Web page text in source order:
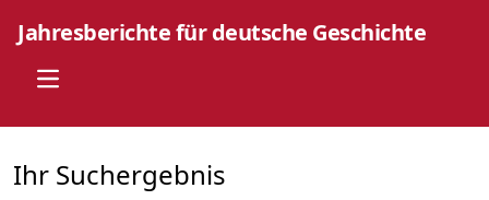
Jahresberichte für deutsche Geschichte
Open main menu
Ihr Suchergebnis